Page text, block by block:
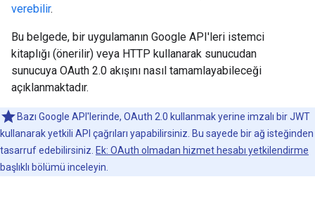
verebilir.
Bu belgede, bir uygulamanın Google API'leri istemci
kitaplığı (önerilir) veya HTTP kullanarak sunucudan
sunucuya OAuth 2.0 akışını nasıl tamamlayabileceği
açıklanmaktadır.
Bazı Google API'lerinde, OAuth 2.0 kullanmak yerine imzalı bir JWT
kullanarak yetkili API çağrıları yapabilirsiniz. Bu sayede bir ağ isteğinden
tasarruf edebilirsiniz. Ek: OAuth olmadan hizmet hesabı yetkilendirme
başlıklı bölümü inceleyin.